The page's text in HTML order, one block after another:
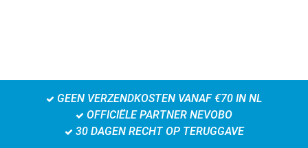
GEEN VERZENDKOSTEN VANAF €70 IN NL
OFFICIËLE PARTNER NEVOBO
30 DAGEN RECHT OP TERUGGAVE